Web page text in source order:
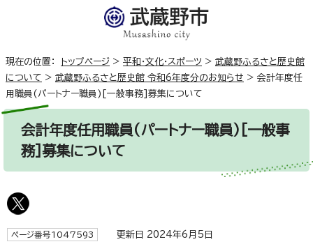
現在の位置： トップページ > 平和・文化・スポーツ > 武蔵野ふるさと歴史館
について
> 武蔵野ふるさと歴史館 令和6年度分のお知らせ > 会計年度任
用職員(パートナー職員)[一般事務]募集について
会計年度任用職員(パートナー職員)[一般事
務]募集について
ページ番号1047593 更新日 2024年6月5日